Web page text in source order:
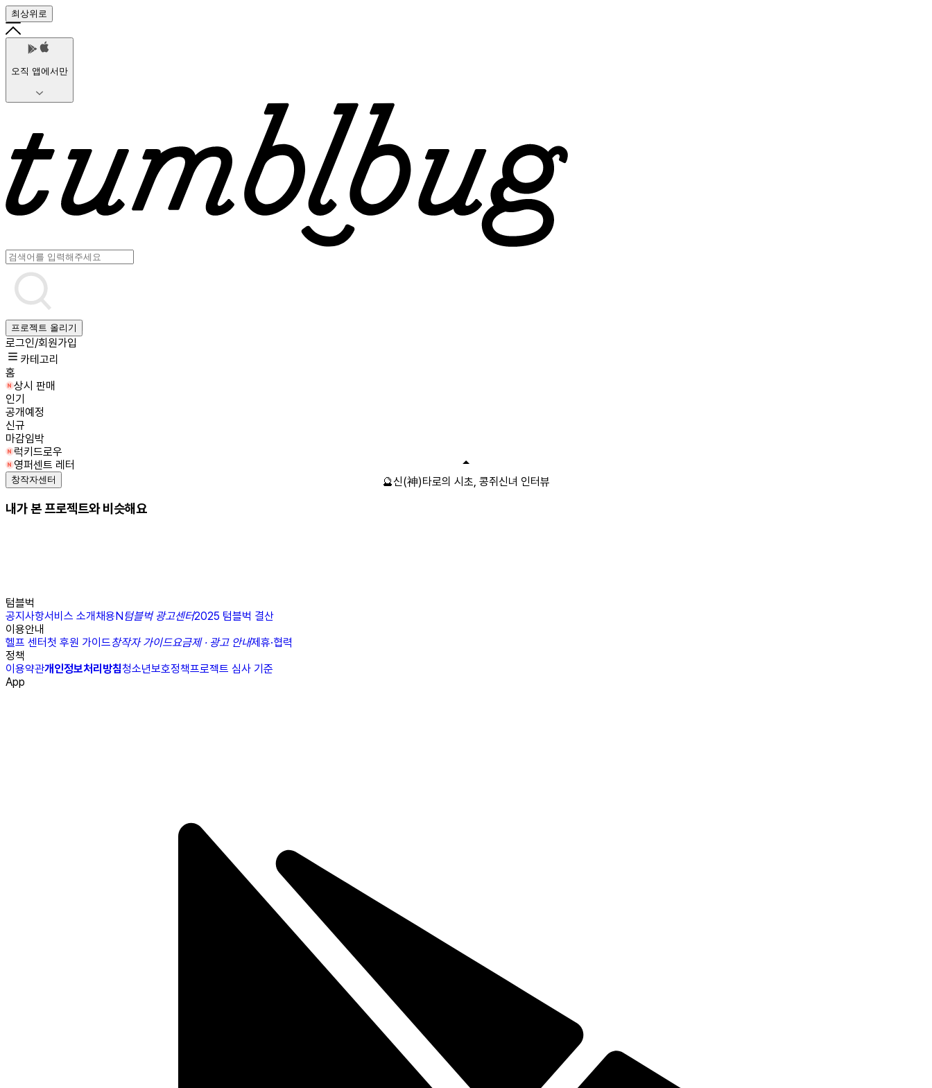
최상위로
오직 앱에서만
프로젝트 올리기
로그인/회원가입
카테고리
홈
상시 판매
인기
공개예정
신규
마감임박
럭키드로우
영퍼센트 레터
창작자센터
내가 본 프로젝트와 비슷해요
텀블벅
공지사항서비스 소개채용N텀블벅 광고센터2025 텀블벅 결산
이용안내
헬프 센터첫 후원 가이드창작자 가이드요금제 · 광고 안내제휴·협력
정책
이용약관개인정보처리방침청소년보호정책프로젝트 심사 기준
App
🔮신(神)타로의 시초, 콩쥐신녀 인터뷰